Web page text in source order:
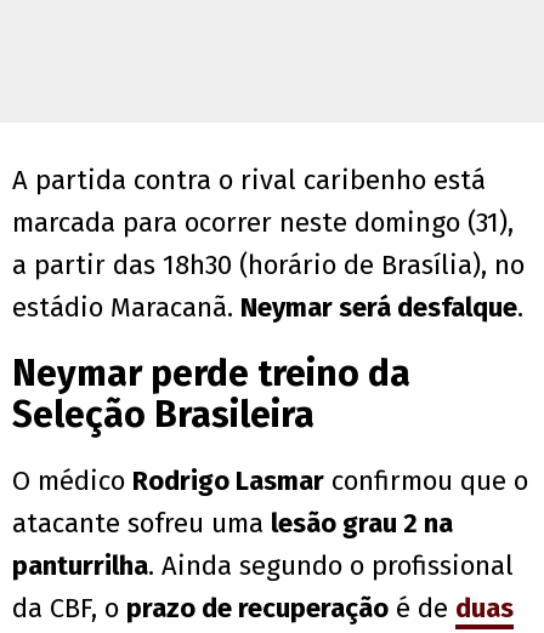
A partida contra o rival caribenho está
marcada para ocorrer neste domingo (31),
a partir das 18h30 (horário de Brasília), no
estádio Maracanã. Neymar será desfalque.
Neymar perde treino da
Seleção Brasileira
O médico Rodrigo Lasmar confirmou que o
atacante sofreu uma lesão grau 2 na
panturrilha. Ainda segundo o profissional
da CBF, o prazo de recuperação é de duas